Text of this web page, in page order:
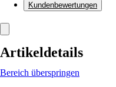
Kundenbewertungen
Artikeldetails
Bereich überspringen